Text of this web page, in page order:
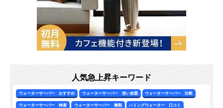
人気急上昇キーワード
ウォーターサーバー おすすめ ウォーターサーバー 使い放題 ウォーターサーバー 比較
ウォーターサーバー 検索 ウォーターサーバー 種類 ハミングウォーター 口コミ